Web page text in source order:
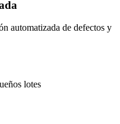
automatizada de defectos y
lotes